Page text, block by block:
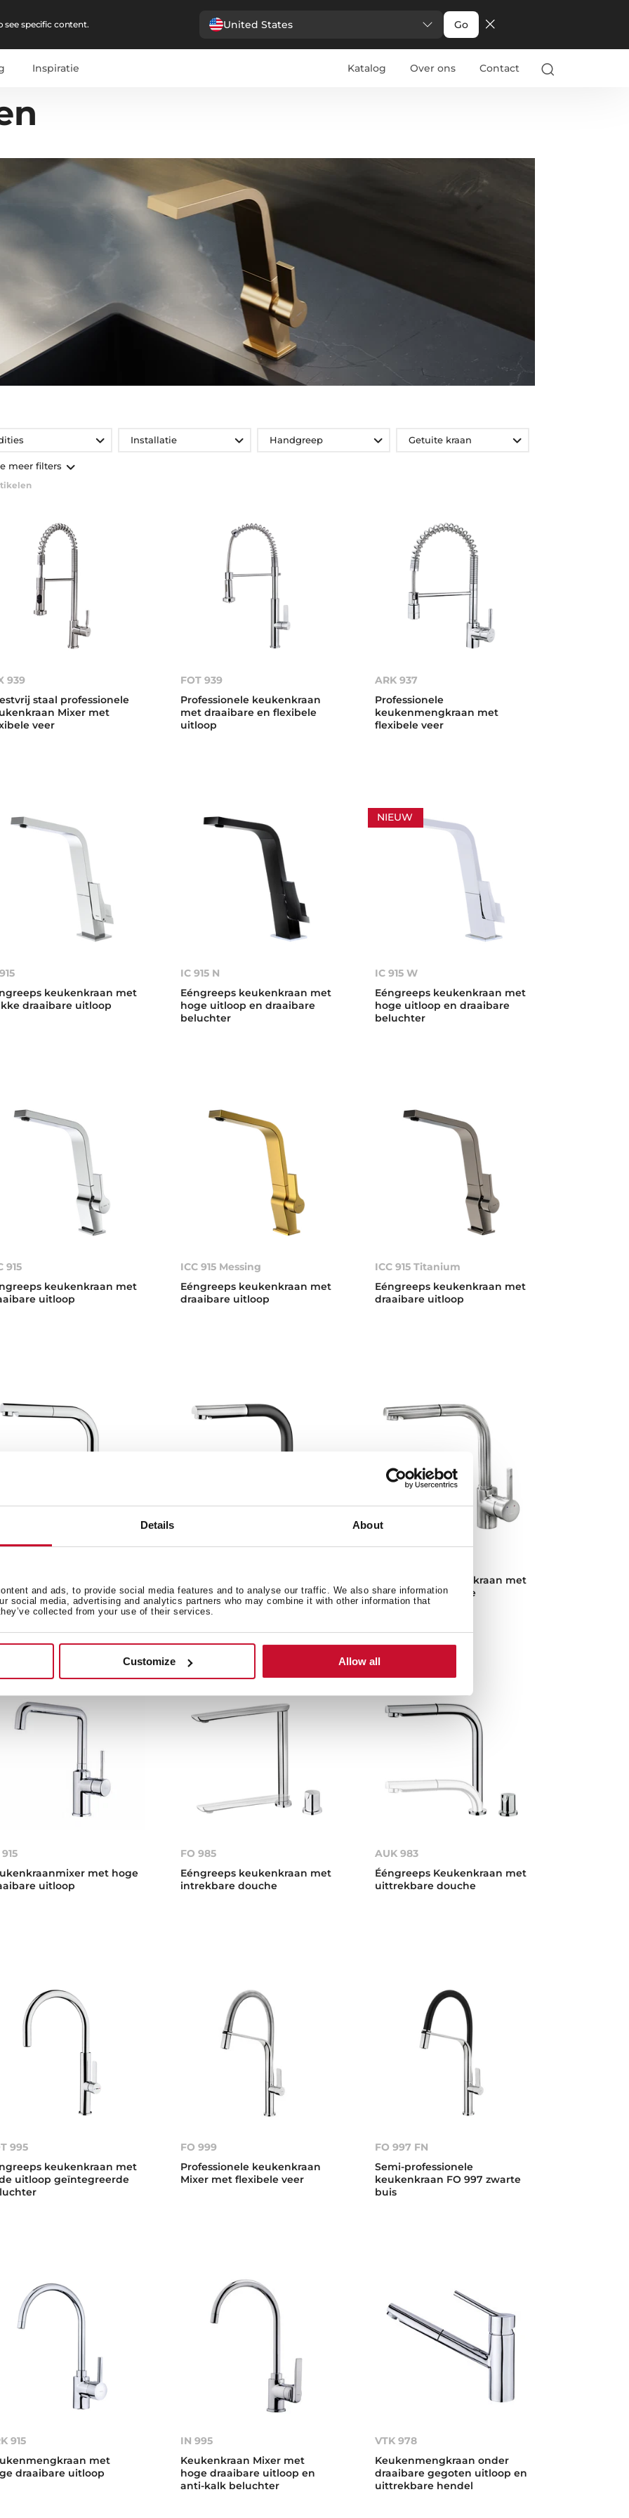
Details About
and ads, to provide social media features and to analyse our traffic. We also share information
social media, advertising and analytics partners who may combine it with other information that
collected from your use of their services.
Customize Allow all
specific content. United States Go
Inspiratie Katalog Over ons Contact
Installatie Handgreep Getuite kraan
meer filters
939
staal professionele
Mixer met
veer
FOT 939
Professionele keukenkraan
met draaibare en flexibele
uitloop
ARK 937
Professionele
keukenmengkraan met
flexibele veer
keukenkraan met
draaibare uitloop
IC 915 N
Eéngreeps keukenkraan met
hoge uitloop en draaibare
beluchter
NIEUW
IC 915 W
Eéngreeps keukenkraan met
hoge uitloop en draaibare
beluchter
915
keukenkraan met
uitloop
ICC 915 Messing
Eéngreeps keukenkraan met
draaibare uitloop
ICC 915 Titanium
Eéngreeps keukenkraan met
draaibare uitloop
douche
uittrekbare douche
Eéngreeps Keukenkraan met
uittrekbare douche
met hoge
uitloop
FO 985
Eéngreeps keukenkraan met
intrekbare douche
AUK 983
Ééngreeps Keukenkraan met
uittrekbare douche
995
keukenkraan met
uitloop geïntegreerde
FO 999
Professionele keukenkraan
Mixer met flexibele veer
FO 997 FN
Semi-professionele
keukenkraan FO 997 zwarte
buis
915
met
draaibare uitloop
IN 995
Keukenkraan Mixer met
hoge draaibare uitloop en
anti-kalk beluchter
VTK 978
Keukenmengkraan onder
draaibare gegoten uitloop en
uittrekbare hendel